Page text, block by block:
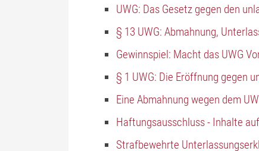
UWG: Das Gesetz gegen den
§ 13 UWG: Abmahnung,
Gewinnspiel: Macht das UWG
§ 1 UWG: Die Eröffnung gegen
Eine Abmahnung wegen dem
Haftungsausschluss - Inhalte
Strafbewehrte